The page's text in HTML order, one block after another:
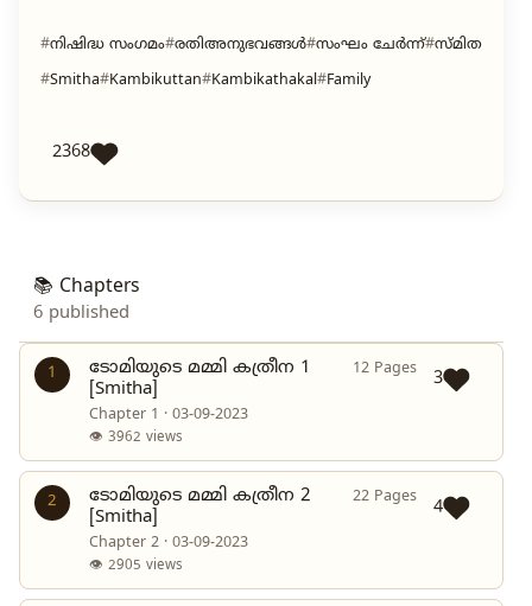
നിഷിദ്ധ സംഗമം രതിഅനുഭവങ്ങൾ സംഘം ചേർന്ന് സ്മിത
Smitha
Kambikuttan Kambikathakal Family
2368
📚 Chapters
6 published
1
ടോമിയുടെ മമ്മി കത്രീന 1
[Smitha]
12 Pages
Chapter 1 · 03-09-2023
👁 3962 views
3
2
ടോമിയുടെ മമ്മി കത്രീന 2
[Smitha]
22 Pages
Chapter 2 · 03-09-2023
👁 2905 views
4